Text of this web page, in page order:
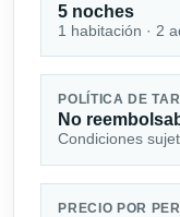
5 noches
1 habitación · 2
POLÍTICA DE
No
Condiciones
PRECIO POR